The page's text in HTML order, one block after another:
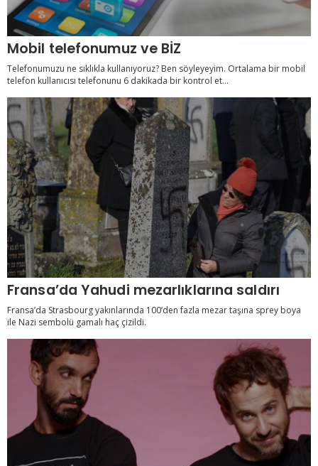
Mobil telefonumuz ve BİZ
Telefonumuzu ne sıklıkla kullanıyoruz? Ben söyleyeyim. Ortalama bir mobil
telefon kullanıcısı telefonunu 6 dakikada bir kontrol et...
Fransa’da Yahudi mezarlıklarına saldırı
Fransa’da Strasbourg yakınlarında 100’den fazla mezar taşına sprey boya
ile Nazi sembolü gamalı haç çizildi.